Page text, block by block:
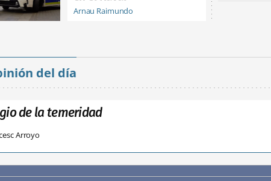
Arnau Raimundo
del día
de la temeridad
Arroyo